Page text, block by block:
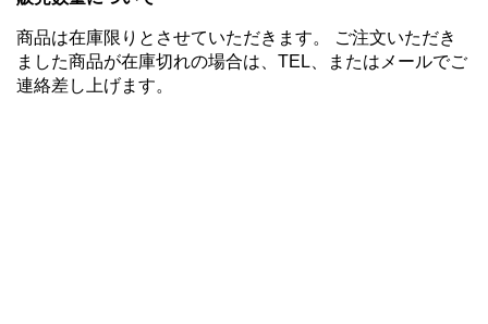
商品は在庫限りとさせていただきます。 ご注文いただき
ました商品が在庫切れの場合は、TEL、またはメールでご
連絡差し上げます。